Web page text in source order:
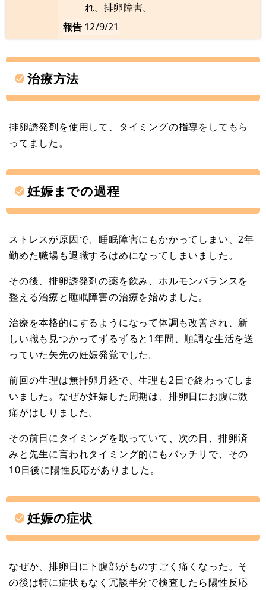
れ。排卵障害。
報告 12/9/21
治療方法
排卵誘発剤を使用して、タイミングの指導をしてもら
ってました。
妊娠までの過程
ストレスが原因で、睡眠障害にもかかってしまい、2年
勤めた職場も退職するはめになってしまいました。
その後、排卵誘発剤の薬を飲み、ホルモンバランスを
整える治療と睡眠障害の治療を始めました。
治療を本格的にするようになって体調も改善され、新
しい職も見つかってずるずると1年間、順調な生活を送
っていた矢先の妊娠発覚でした。
前回の生理は無排卵月経で、生理も2日で終わってしま
いました。なぜか妊娠した周期は、排卵日にお腹に激
痛がはしりました。
その前日にタイミングを取っていて、次の日、排卵済
みと先生に言われタイミング的にもバッチリで、その
10日後に陽性反応がありました。
妊娠の症状
なぜか、排卵日に下腹部がものすごく痛くなった。そ
の後は特に症状もなく冗談半分で検査したら陽性反応